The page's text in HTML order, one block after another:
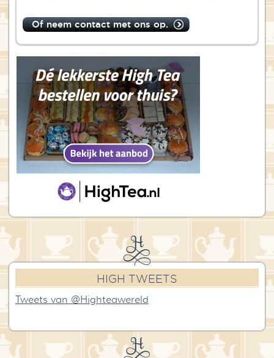
Of neem contact met ons op.
HIGH TWEETS
Tweets van @Highteawereld